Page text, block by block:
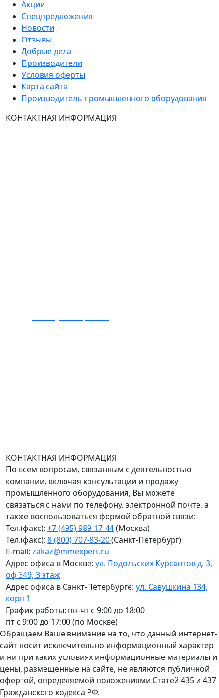
Акции
Спецпредложения
Новости
Отзывы
Добрые дела
Производители
Условия оферты
Карта сайта
Производитель промышленного оборудования
КОНТАКТНАЯ ИНФОРМАЦИЯ
КОНТАКТНАЯ ИНФОРМАЦИЯ
По всем вопросам, связанным с деятельностью
компании, включая консультации и продажу
промышленного оборудования, Вы можете
связаться с нами по телефону, электронной почте, а
также воспользоваться формой обратной связи:
Тел.(факс): +7 (495) 989-17-44(Москва)
Тел.(факс): 8 (800) 707-83-20(Санкт-Петербург)
E-mail: zakaz@mmexpert.ru
Адрес офиса в Москве: ул. Подольских Курсантов д. 3,
оф 349, 3 этаж
Адрес офиса в Санкт-Петербурге: ул. Савушкина 134,
корп 1
График работы: пн-чт с 9:00 до 18:00
пт с 9:00 до 17:00 (по Москве)
Обращаем Ваше внимание на то, что данный интернет-
сайт носит исключительно информационный характер
и ни при каких условиях информационные материалы и
цены, размещенные на сайте, не являются публичной
офертой, определяемой положениями Статей 435 и 437
Гражданского кодекса РФ.